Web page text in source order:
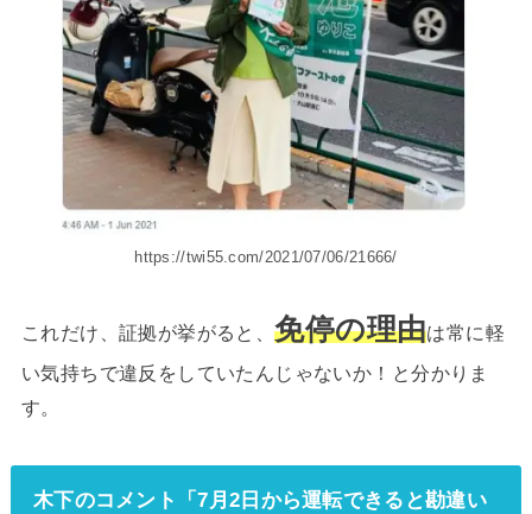
https://twi55.com/2021/07/06/21666/
これだけ、証拠が挙がると、免停の理由は常に軽
い気持ちで違反をしていたんじゃないか！と分かりま
す。
木下のコメント「7月2日から運転できると勘違い